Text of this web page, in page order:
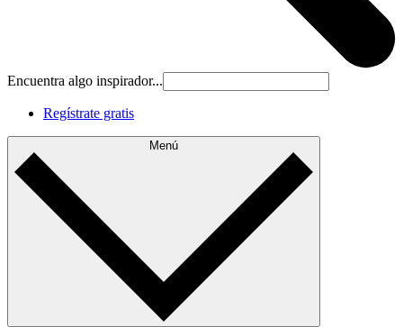
Encuentra algo inspirador...
Regístrate gratis
Menú